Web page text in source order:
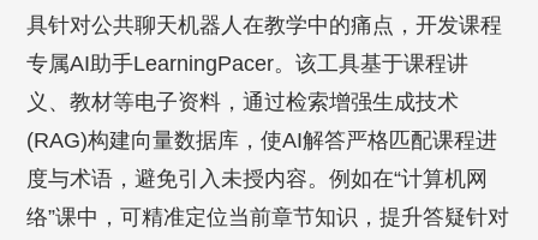
具针对公共聊天机器人在教学中的痛点，开发课程
专属AI助手LearningPacer。该工具基于课程讲
义、教材等电子资料，通过检索增强生成技术
(RAG)构建向量数据库，使AI解答严格匹配课程进
度与术语，避免引入未授内容。例如在“计算机网
络”课中，可精准定位当前章节知识，提升答疑针对